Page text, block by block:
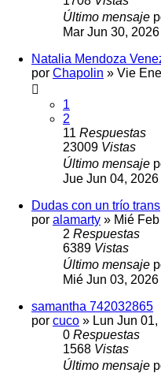
Último mensaje
Mar Jun 30,
Natalia Mendoza
por Chapolin » Vie
1
2
11 Respuestas
23009 Vistas
Último mensaje
Jue Jun 04,
Dudas con un trío trans
por alamarty » Mié
2 Respuestas
6389 Vistas
Último mensaje
Mié Jun 03,
samantha 742032865
por cuco » Lun Jun
0 Respuestas
1568 Vistas
Último mensaje